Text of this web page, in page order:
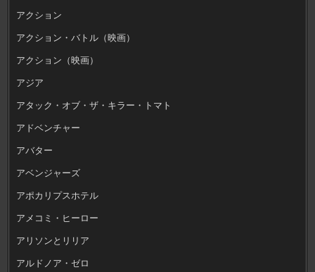
アクション
アクション・バトル（映画）
アクション（映画）
アジア
アタック・オブ・ザ・キラー・トマト
アドベンチャー
アバター
アベンジャーズ
アポカリプスホテル
アメコミ・ヒーロー
アリソンとリリア
アルドノア・ゼロ